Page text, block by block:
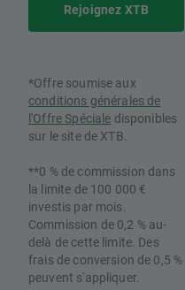
Rejoignez XTB
*Offre soumise aux
conditions générales de
l'Offre Spéciale disponibles
sur le site de XTB.
**0 % de commission dans
la limite de 100 000 €
investis par mois.
Commission de 0,2 % au-
delà de cette limite. Des
frais de conversion de 0,5 %
peuvent s'appliquer.